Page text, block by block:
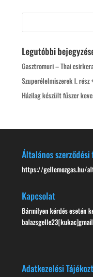
Legutóbbi
Gasztromuri – Thai
Szuperélelmiszerek I. rész
Házilag készült fűszer
Általános
https://gellemozgas.hu/
Kapcsolat
Bármilyen kérdés esetén
Adatkezelési